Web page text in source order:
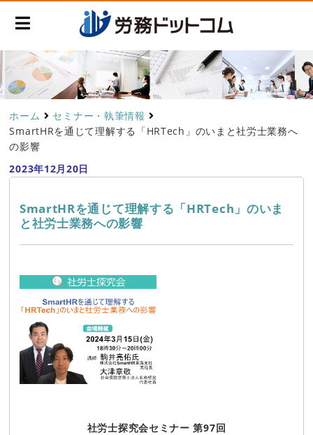
ホーム
セミナー・執筆情報
SmartHRを通じて理解する「HRTech」のいまと社労士業務へ
の影響
2023年12月20日
SmartHRを通じて理解する「HRTech」のいま
と社労士業務への影響
社労士探究会セミナー 第97回